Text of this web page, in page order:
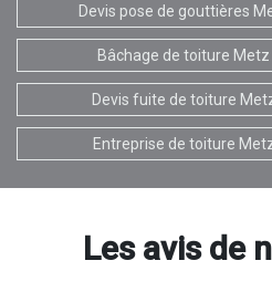
Devis pose de gouttières
Bâchage de toiture
Devis fuite de toiture
Entreprise de toiture
Les avis de